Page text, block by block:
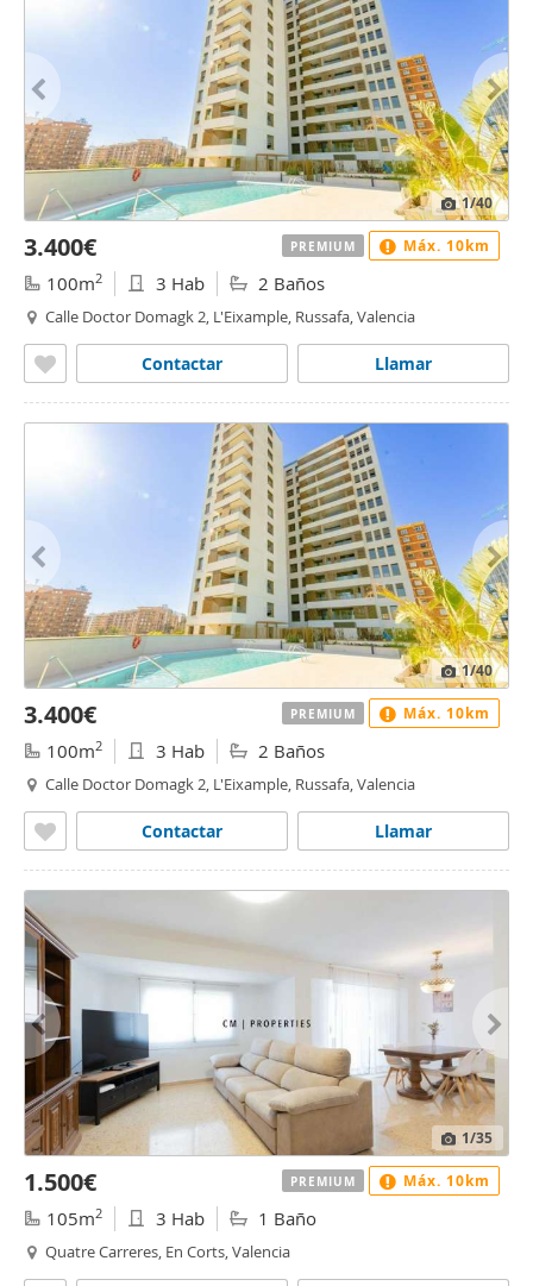
1/40
3.400€
100m2 3 Hab 2 Baños
Calle Doctor Domagk 2, L'Eixample, Russafa, Valencia
Llamar
Contactar
PREMIUM Máx. 10km
1/40
3.400€
100m2 3 Hab 2 Baños
Calle Doctor Domagk 2, L'Eixample, Russafa, Valencia
Llamar
Contactar
PREMIUM Máx. 10km
1/35
1.500€
105m2 3 Hab 1 Baño
Quatre Carreres, En Corts, Valencia
PREMIUM Máx. 10km